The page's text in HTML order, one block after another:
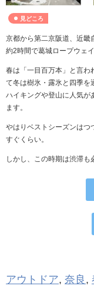
見どころ
京都から第二京阪道、近畿
約2時間で葛城ロープウェイ
春は「一目百万本」と言わ
て冬は樹氷・露氷と四季を
ハイキングや登山に人気が
ます。
やはりベストシーズンはつ
すぐくらい。
しかし、この時期は渋滞も
アウトドア, 奈良 ,